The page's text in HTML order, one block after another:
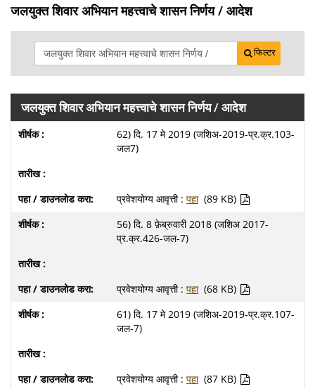
जलयुक्त शिवार अभियान महत्त्वाचे शासन निर्णय / आदेश
फिल्टर
जलयुक्त शिवार अभियान महत्त्वाचे शासन निर्णय / आदेश
62) दि. 17 मे 2019 (जशिअ-2019-प्र.क्र.103-
जल7)
प्रवेशयोग्य आवृत्ती : पहा (89 KB)
56) दि. 8 फ़ेब्रुवारी 2018 (जशिअ 2017-
प्र.क्र.426-जल-7)
प्रवेशयोग्य आवृत्ती : पहा (68 KB)
61) दि. 17 मे 2019 (जशिअ-2019-प्र.क्र.107-
जल-7)
प्रवेशयोग्य आवृत्ती : पहा (87 KB)